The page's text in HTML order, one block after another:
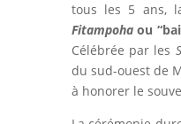
tous les 5 ans,
Fitampohaou
Célébrée par les
du sud-ouest de
à honorer le